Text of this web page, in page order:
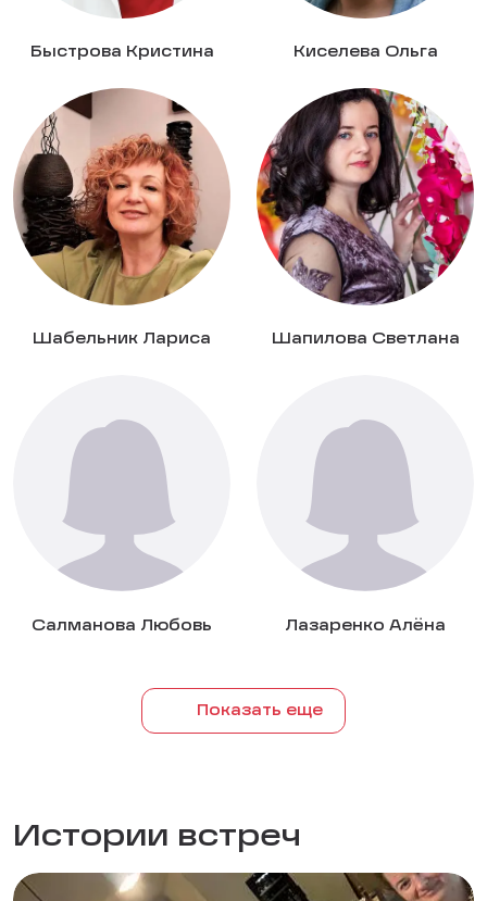
Быстрова Кристина Киселева Ольга
Шабельник Лариса Шапилова Светлана
Салманова Любовь Лазаренко Алёна
Показать еще
Истории встреч